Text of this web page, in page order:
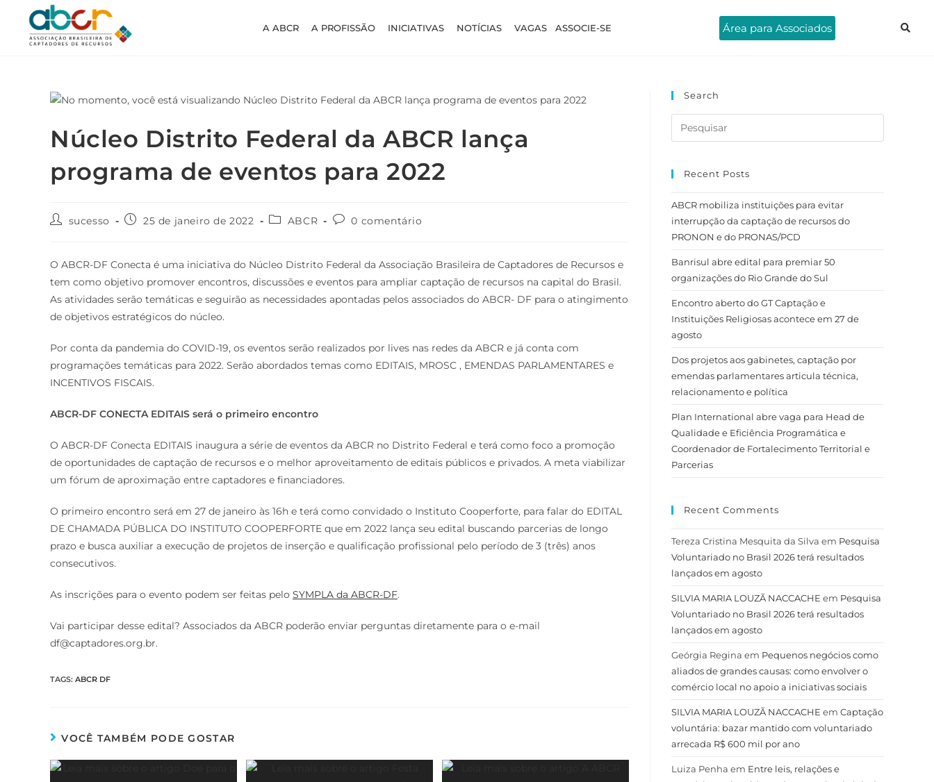
A ABCR A PROFISSÃO INICIATIVAS NOTÍCIAS VAGAS ASSOCIE-SE Área para Associados
Núcleo Distrito Federal da ABCR lança
programa de eventos para 2022
sucesso 25 de janeiro de 2022 ABCR 0 comentário
O ABCR-DF Conecta é uma iniciativa do Núcleo Distrito Federal da Associação Brasileira de Captadores de Recursos e
tem como objetivo promover encontros, discussões e eventos para ampliar captação de recursos na capital do Brasil.
As atividades serão temáticas e seguirão as necessidades apontadas pelos associados do ABCR- DF para o atingimento
de objetivos estratégicos do núcleo.
Por conta da pandemia do COVID-19, os eventos serão realizados por lives nas redes da ABCR e já conta com
programações temáticas para 2022. Serão abordados temas como EDITAIS, MROSC , EMENDAS PARLAMENTARES e
INCENTIVOS FISCAIS.
ABCR-DF CONECTA EDITAIS será o primeiro encontro
O ABCR-DF Conecta EDITAIS inaugura a série de eventos da ABCR no Distrito Federal e terá como foco a promoção
de oportunidades de captação de recursos e o melhor aproveitamento de editais públicos e privados. A meta viabilizar
um fórum de aproximação entre captadores e financiadores.
O primeiro encontro será em 27 de janeiro às 16h e terá como convidado o Instituto Cooperforte, para falar do EDITAL
DE CHAMADA PÚBLICA DO INSTITUTO COOPERFORTE que em 2022 lança seu edital buscando parcerias de longo
prazo e busca auxiliar a execução de projetos de inserção e qualificação profissional pelo período de 3 (três) anos
consecutivos.
As inscrições para o evento podem ser feitas pelo SYMPLA da ABCR-DF.
Vai participar desse edital? Associados da ABCR poderão enviar perguntas diretamente para o e-mail
df@captadores.org.br.
TAGS: ABCR DF
VOCÊ TAMBÉM PODE GOSTAR
Search
Recent Posts
ABCR mobiliza instituições para evitar
interrupção da captação de recursos do
PRONON e do PRONAS/PCD
Banrisul abre edital para premiar 50
organizações do Rio Grande do Sul
Encontro aberto do GT Captação e
Instituições Religiosas acontece em 27 de
agosto
Dos projetos aos gabinetes, captação por
emendas parlamentares articula técnica,
relacionamento e política
Plan International abre vaga para Head de
Qualidade e Eficiência Programática e
Coordenador de Fortalecimento Territorial e
Parcerias
Recent Comments
Tereza Cristina Mesquita da Silva em Pesquisa
Voluntariado no Brasil 2026 terá resultados
lançados em agosto
SILVIA MARIA LOUZÃ NACCACHE em Pesquisa
Voluntariado no Brasil 2026 terá resultados
lançados em agosto
Geórgia Regina em Pequenos negócios como
aliados de grandes causas: como envolver o
comércio local no apoio a iniciativas sociais
SILVIA MARIA LOUZÃ NACCACHE em Captação
voluntária: bazar mantido com voluntariado
arrecada R$ 600 mil por ano
Luiza Penha em Entre leis, relações e